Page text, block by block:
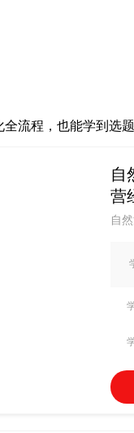
全流程，也能学到选
自
营
自